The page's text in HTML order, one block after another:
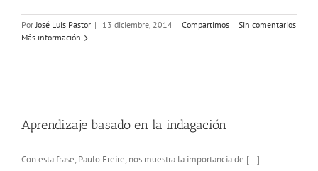
Por José Luis Pastor | 13 diciembre, 2014 | Compartimos | Sin comentarios
Más información
Aprendizaje basado en la indagación
Con esta frase, Paulo Freire, nos muestra la importancia de [...]